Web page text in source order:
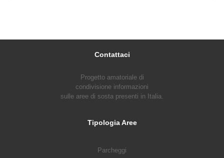
Contattaci
Progetto amatoriale di
condivisione informazioni
sulle aree di sosta presenti in Italia.
Tipologia Aree
Parcheggi